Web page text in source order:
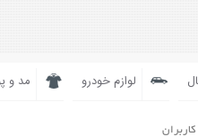
لوازم خودرو مد و